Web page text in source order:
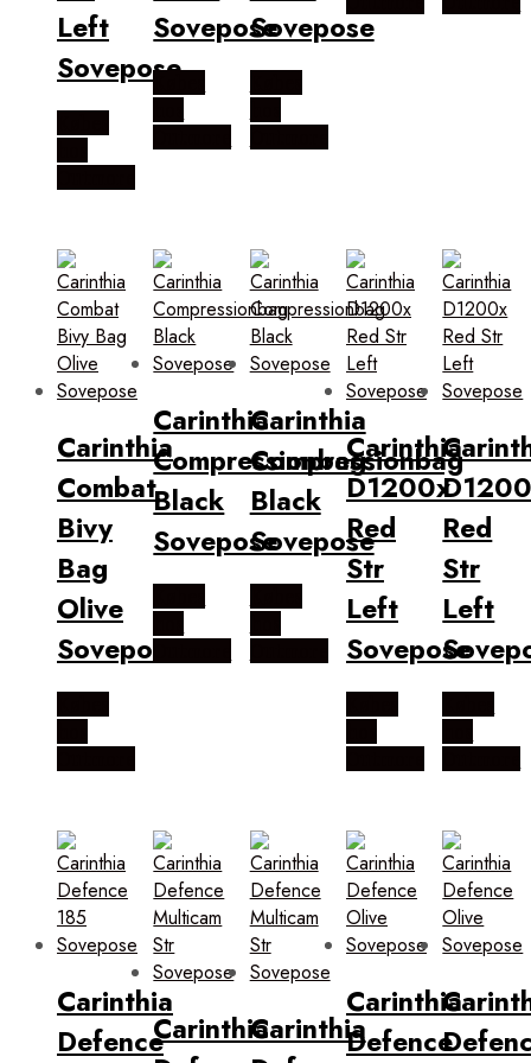
Left
Sovepose
SoveposeSovepose
Carinthia
Combat
Bivy
Bag
Olive
Sovepose
Carinthia
Compressionbag
Black
Sovepose
Carinthia
Compressionbag
Black
Sovepose
Carinthia
D1200x
Red
Str
Left
Sovepose
Red
Str
Left
Carinthia
DefenceCarinthiaCarinthia
Carinthia
Defence